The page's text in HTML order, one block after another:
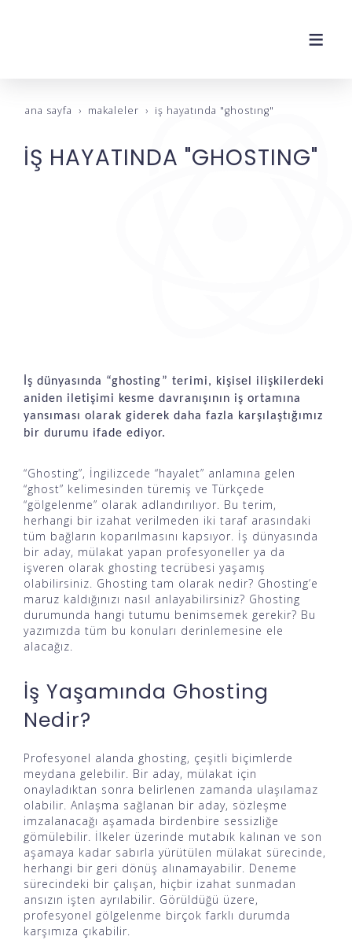
ana sayfa makaleler i̇ş hayatinda "ghosting"
İŞ HAYATINDA "GHOSTING"
İş dünyasında “ghosting” terimi, kişisel ilişkilerdeki
aniden iletişimi kesme davranışının iş ortamına
yansıması olarak giderek daha fazla karşılaştığımız
bir durumu ifade ediyor.
“Ghosting”, İngilizcede “hayalet” anlamına gelen
“ghost” kelimesinden türemiş ve Türkçede
“gölgelenme” olarak adlandırılıyor. Bu terim,
herhangi bir izahat verilmeden iki taraf arasındaki
tüm bağların koparılmasını kapsıyor. İş dünyasında
bir aday, mülakat yapan profesyoneller ya da
işveren olarak ghosting tecrübesi yaşamış
olabilirsiniz. Ghosting tam olarak nedir? Ghosting’e
maruz kaldığınızı nasıl anlayabilirsiniz? Ghosting
durumunda hangi tutumu benimsemek gerekir? Bu
yazımızda tüm bu konuları derinlemesine ele
alacağız.
İş Yaşamında Ghosting
Nedir?
Profesyonel alanda ghosting, çeşitli biçimlerde
meydana gelebilir. Bir aday, mülakat için
onayladıktan sonra belirlenen zamanda ulaşılamaz
olabilir. Anlaşma sağlanan bir aday, sözleşme
imzalanacağı aşamada birdenbire sessizliğe
gömülebilir. İlkeler üzerinde mutabık kalınan ve son
aşamaya kadar sabırla yürütülen mülakat sürecinde,
herhangi bir geri dönüş alınamayabilir. Deneme
sürecindeki bir çalışan, hiçbir izahat sunmadan
ansızın işten ayrılabilir. Görüldüğü üzere,
profesyonel gölgelenme birçok farklı durumda
karşımıza çıkabilir.